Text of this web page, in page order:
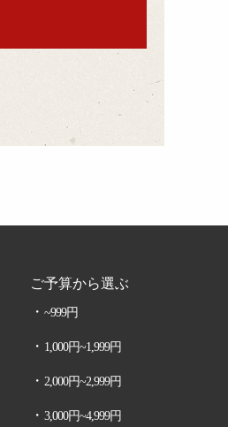
ご予算から選ぶ
~999円
1,000円~1,999円
2,000円~2,999円
3,000円~4,999円